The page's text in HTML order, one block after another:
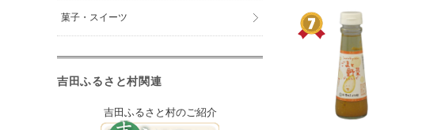
菓子・スイーツ
吉田ふるさと村関連
吉田ふるさと村のご紹介